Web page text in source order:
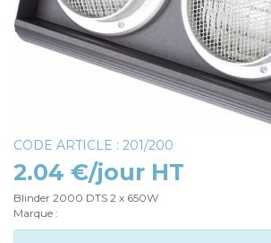
CODE ARTICLE : 201/200
2.04 €/jour HT
Blinder 2000 DTS 2 x 650W
Marque :